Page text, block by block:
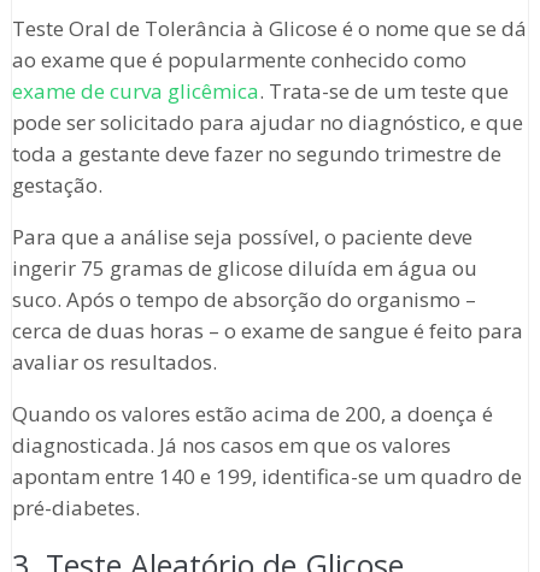
Teste Oral de Tolerância à Glicose é o nome que se dá
ao exame que é popularmente conhecido como
exame de curva glicêmica. Trata-se de um teste que
pode ser solicitado para ajudar no diagnóstico, e que
toda a gestante deve fazer no segundo trimestre de
gestação.
Para que a análise seja possível, o paciente deve
ingerir 75 gramas de glicose diluída em água ou
suco. Após o tempo de absorção do organismo –
cerca de duas horas – o exame de sangue é feito para
avaliar os resultados.
Quando os valores estão acima de 200, a doença é
diagnosticada. Já nos casos em que os valores
apontam entre 140 e 199, identifica-se um quadro de
pré-diabetes.